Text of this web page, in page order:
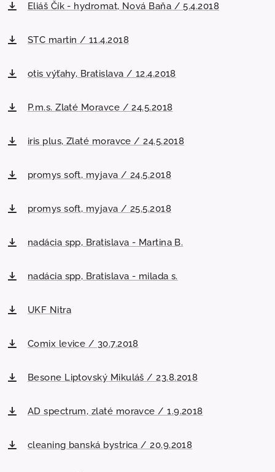
Eliáš Čík - hydromat, Nová Baňa / 5.4.2018
STC martin / 11.4.2018
otis výťahy, Bratislava / 12.4.2018
P.m.s. Zlaté Moravce / 24.5.2018
iris plus, Zlaté moravce / 24.5.2018
promys soft, myjava / 24.5.2018
promys soft, myjava / 25.5.2018
nadácia spp, Bratislava - Martina B.
nadácia spp, Bratislava - milada s.
UKF Nitra
Comix levice / 30.7.2018
Besone Liptovský Mikuláš / 23.8.2018
AD spectrum, zlaté moravce / 1.9.2018
cleaning banská bystrica / 20.9.2018